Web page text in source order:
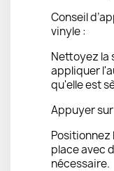
Conseil
vinyle :
Nettoyez la
appliquer
qu'elle est
Appuyer
place avec
nécessaire.